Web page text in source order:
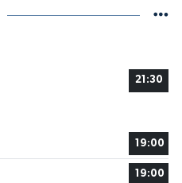
21:30
19:00
19:00